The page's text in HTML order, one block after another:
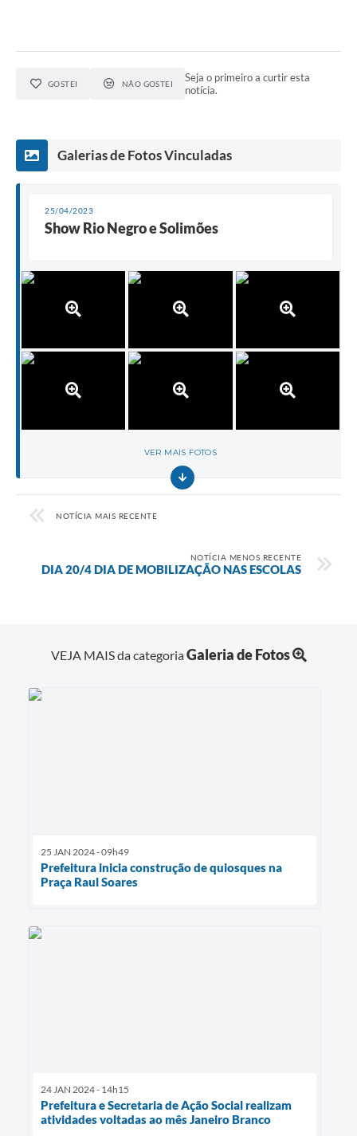
GOSTEI NÃO GOSTEI
Seja o primeiro a curtir esta
notícia.
Galerias de Fotos Vinculadas
25/04/2023
Show Rio Negro e Solimões
VER MAIS FOTOS
NOTÍCIA MAIS RECENTE
NOTÍCIA MENOS RECENTE
DIA 20/4 DIA DE MOBILIZAÇÃO NAS ESCOLAS
VEJA MAIS da categoriaGaleria de Fotos
25 JAN 2024 - 09h49
Prefeitura inicia construção de quiosques na
Praça Raul Soares
24 JAN 2024 - 14h15
Prefeitura e Secretaria de Ação Social realizam
atividades voltadas ao mês Janeiro Branco